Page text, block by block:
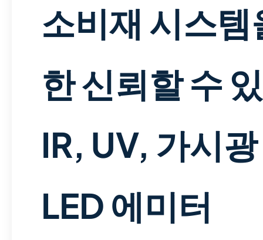
소비재 시스템
한 신뢰할 수
IR, UV, 가시광
LED 에미터